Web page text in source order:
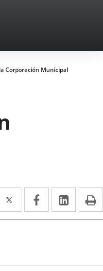
Corporación Municipal
Twitter
Enlace
a
externa.
Facebook
Enlace
a
externa.
Enlace
a